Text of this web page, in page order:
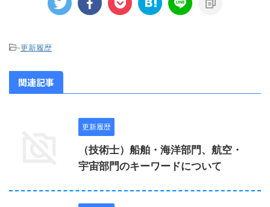
-更新履歴
関連記事
更新履歴
（技術士）船舶・海洋部門、航空・
宇宙部門のキーワードについて